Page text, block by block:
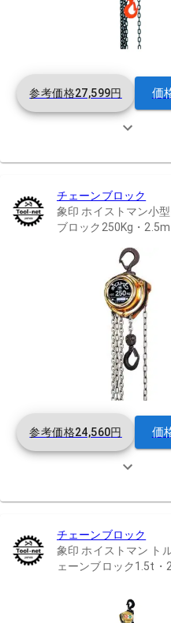
参考価格27,599円 価
チェーンブロック
象印 ホイストマン小
ブロック250Kg・2.5m
参考価格24,560円 価
チェーンブロック
象印 ホイストマン ト
ェーンブロック1.5t・